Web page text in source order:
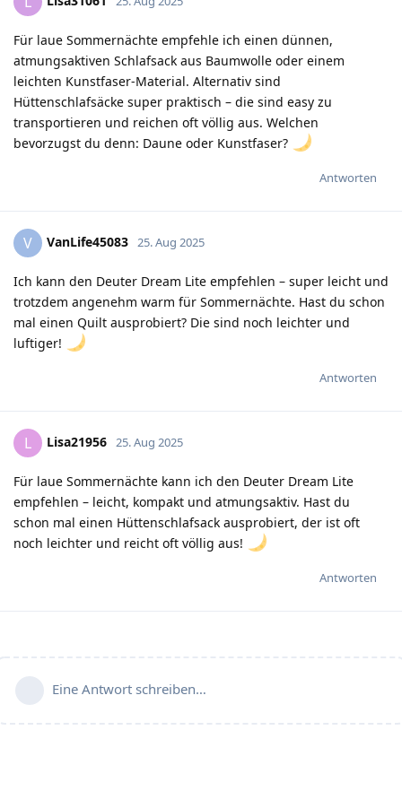
Für laue Sommernächte empfehle ich einen dünnen,
atmungsaktiven Schlafsack aus Baumwolle oder einem
leichten Kunstfaser-Material. Alternativ sind
Hüttenschlafsäcke super praktisch – die sind easy zu
transportieren und reichen oft völlig aus. Welchen
bevorzugst du denn: Daune oder Kunstfaser?
Antworten
V VanLife45083 25. Aug 2025
Ich kann den Deuter Dream Lite empfehlen – super leicht und
trotzdem angenehm warm für Sommernächte. Hast du schon
mal einen Quilt ausprobiert? Die sind noch leichter und
luftiger!
Antworten
L Lisa21956 25. Aug 2025
Für laue Sommernächte kann ich den Deuter Dream Lite
empfehlen – leicht, kompakt und atmungsaktiv. Hast du
schon mal einen Hüttenschlafsack ausprobiert, der ist oft
noch leichter und reicht oft völlig aus!
Antworten
Eine Antwort schreiben…